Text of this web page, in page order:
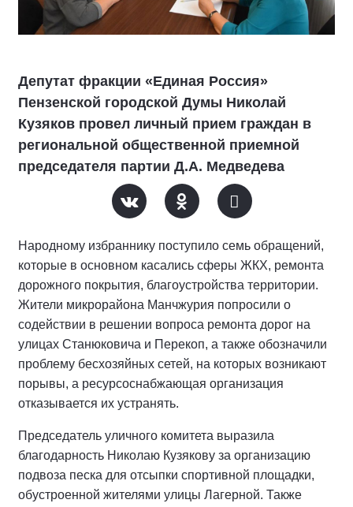
Депутат фракции «Единая Россия»
Пензенской городской Думы Николай
Кузяков провел личный прием граждан в
региональной общественной приемной
председателя партии Д.А. Медведева
Народному избраннику поступило семь обращений,
которые в основном касались сферы ЖКХ, ремонта
дорожного покрытия, благоустройства территории.
Жители микрорайона Манчжурия попросили о
содействии в решении вопроса ремонта дорог на
улицах Станюковича и Перекоп, а также обозначили
проблему бесхозяйных сетей, на которых возникают
порывы, а ресурсоснабжающая организация
отказывается их устранять.
Председатель уличного комитета выразила
благодарность Николаю Кузякову за организацию
подвоза песка для отсыпки спортивной площадки,
обустроенной жителями улицы Лагерной. Также